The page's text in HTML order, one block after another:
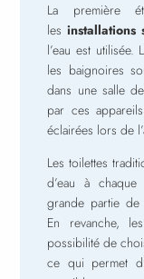
La première
les installations
l’eau est
les baignoires
dans une salle
par ces
éclairées lors de
Les toilettes
d’eau à
grande partie de
En revanche,
possibilité de
ce qui permet